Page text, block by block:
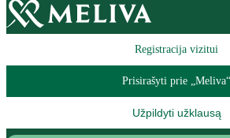
Registracija vizitui
Prisirašyti prie „Meliva“
Užpildyti užklausą